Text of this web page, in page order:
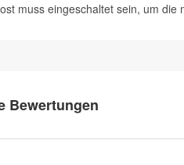
muss eingeschaltet sein, um
Bewertungen